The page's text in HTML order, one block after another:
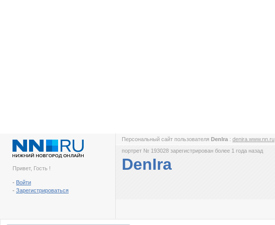
Привет, Гость !
- Войти
- Зарегистрироваться
Персональный сайт пользователя DenIra : denira.www.nn.ru
портрет № 193028 зарегистрирован более 1 года назад
DenIra